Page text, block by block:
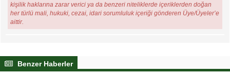
kişilik haklarına zarar verici ya da benzeri niteliklerde içeriklerden doğan
her türlü mali, hukuki, cezai, idari sorumluluk içeriği gönderen Üye/Üyeler’e
aittir.
Benzer Haberler